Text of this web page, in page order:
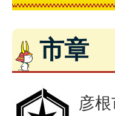
市章
彦